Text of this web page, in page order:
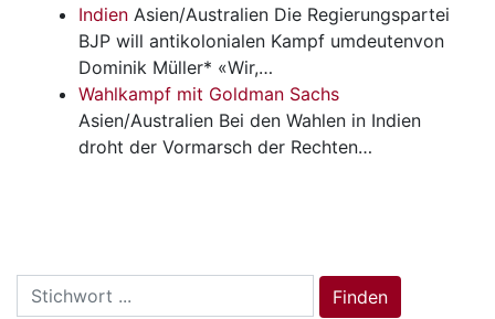
Indien Asien/Australien Die Regierungspartei
BJP will antikolonialen Kampf umdeutenvon
Dominik Müller* «Wir,…
Wahlkampf mit Goldman Sachs
Asien/Australien Bei den Wahlen in Indien
droht der Vormarsch der Rechten…
Search
for:
Finden